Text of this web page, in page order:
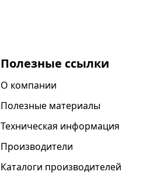
Полезные ссылки
О компании
Полезные материалы
Техническая информация
Производители
Каталоги производителей